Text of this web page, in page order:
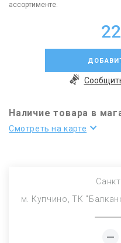
ассортименте.
Наличие товара в
Смотреть на карте
м. Купчино, ТК